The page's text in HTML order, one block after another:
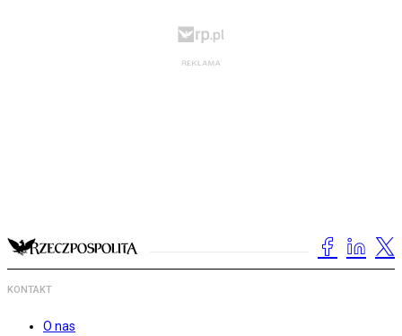
KONTAKT
O nas